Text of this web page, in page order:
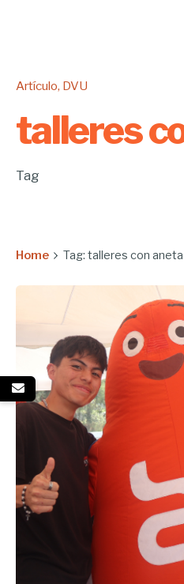
Artículo DVU
talleres
Tag
Home Tag: talleres con aneta
Enviado por